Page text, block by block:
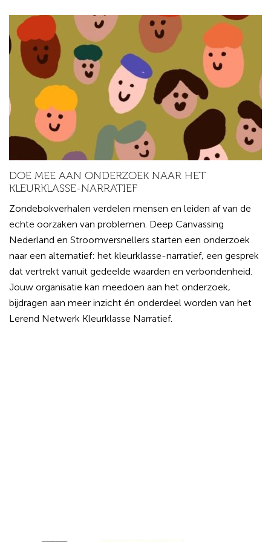
DOE MEE AAN ONDERZOEK NAAR HET
KLEURKLASSE-NARRATIEF
Zondebokverhalen verdelen mensen en leiden af van de
echte oorzaken van problemen. Deep Canvassing
Nederland en Stroomversnellers starten een onderzoek
naar een alternatief: het kleurklasse-narratief, een gesprek
dat vertrekt vanuit gedeelde waarden en verbondenheid.
Jouw organisatie kan meedoen aan het onderzoek,
bijdragen aan meer inzicht én onderdeel worden van het
Lerend Netwerk Kleurklasse Narratief.